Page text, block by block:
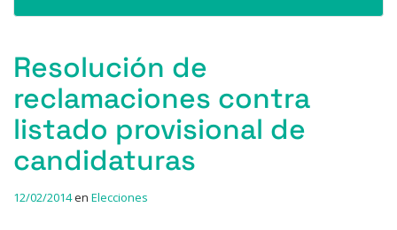
Resolución de
reclamaciones contra
listado provisional de
candidaturas
12/02/2014en Elecciones